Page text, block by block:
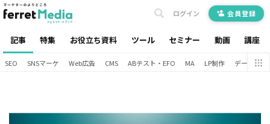
記事 特集 お役立ち資料 ツール セミナー 動画 講座
ログイン 会員登録
SEO SNSマーケ Web広告 CMS ABテスト・EFO MA LP制作 データ分析